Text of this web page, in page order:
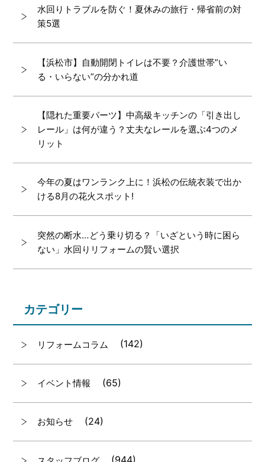
水回りトラブルを防ぐ！夏休みの旅行・帰省前の対
策5選
【浜松市】自動開閉トイレは不要？介護世帯”い
る・いらない”の分かれ道
【隠れた重要パーツ】中高級キッチンの「引き出し
レール」は何が違う？丈夫なレールを選ぶ4つのメ
リット
今年の夏はワンランク上に！浜松の伝統衣装で出か
ける8月の花火スポット!
突然の断水…どう乗り切る？「いざという時に困ら
ない」水回りリフォームの賢い選択
カテゴリー
リフォームコラム (142)
イベント情報 (65)
お知らせ (24)